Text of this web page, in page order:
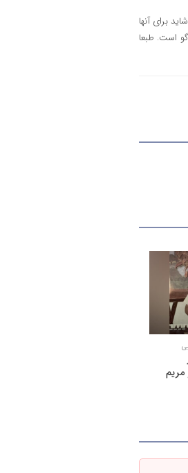
برای آنها
است. طبعا